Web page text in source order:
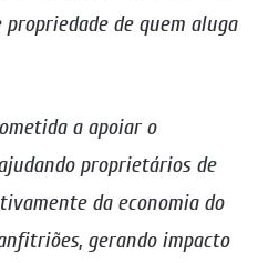
de quem aluga
a apoiar o
proprietários de
da economia do
gerando impacto